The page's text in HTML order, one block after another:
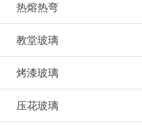
热熔热弯
教堂玻璃
烤漆玻璃
压花玻璃